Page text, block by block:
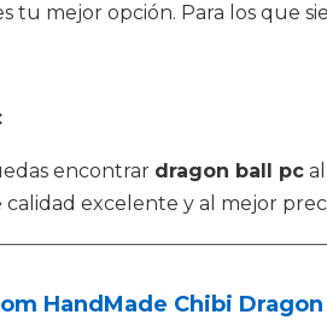
tu mejor opción. Para los
encontrar dragon ball pc
excelente y al mejor
HandMade Chibi